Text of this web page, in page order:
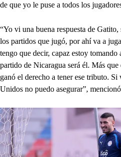
de que yo le puse a todos los
“Yo vi una buena respuesta de
los partidos que jugó, por ahí va a
tengo que decir, capaz estoy
partido de Nicaragua será él. Más
ganó el derecho a tener ese tributo. Si
Unidos no puedo asegurar”,